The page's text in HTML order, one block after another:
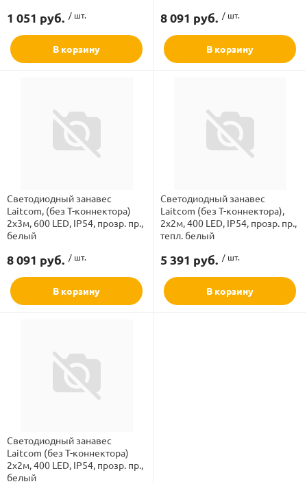
1 051 руб. / шт.
В корзину
8 091 руб. / шт.
В корзину
Светодиодный занавес
Laitcom, (без Т-коннектора)
2x3м, 600 LED, IP54, прозр. пр.,
белый
8 091 руб. / шт.
В корзину
Светодиодный занавес
Laitcom (без Т-коннектора),
2x2м, 400 LED, IP54, прозр. пр.,
тепл. белый
5 391 руб. / шт.
В корзину
Светодиодный занавес
Laitcom (без Т-коннектора)
2x2м, 400 LED, IP54, прозр. пр.,
белый